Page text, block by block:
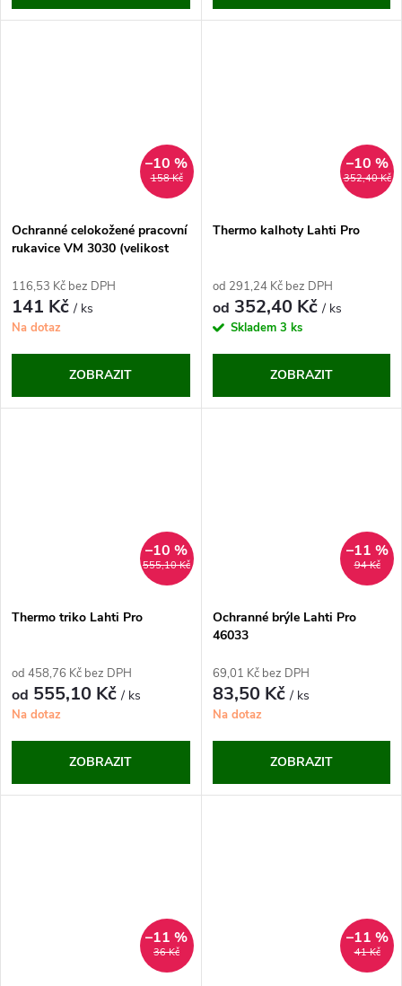
158 Kč
–10 %
Ochranné celokožené pracovní
rukavice VM 3030 (velikost
116,53 Kč bez DPH
141 Kč/ ks
Na dotaz
ZOBRAZIT
352,40 Kč
–10 %
Thermo kalhoty Lahti Pro
od 291,24 Kč bez DPH
od 352,40 Kč/ ks
Skladem 3 ks
ZOBRAZIT
555,10 Kč
–10 %
Thermo triko Lahti Pro
od 458,76 Kč bez DPH
od 555,10 Kč/ ks
Na dotaz
ZOBRAZIT
94 Kč
–11 %
Ochranné brýle Lahti Pro
46033
69,01 Kč bez DPH
83,50 Kč/ ks
Na dotaz
ZOBRAZIT
36 Kč
–11 %
41 Kč
–11 %